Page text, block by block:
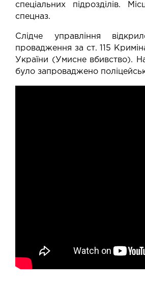
спеціальних підрозділів.
спецназ.
Слідче управління
провадження за ст. 115
України (Умисне вбивство). На
було запроваджено